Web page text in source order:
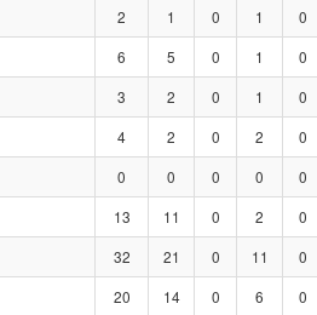
2 1 0 1 0
6 5 0 1 0
3 2 0 1 0
4 2 0 2 0
0 0 0 0 0
13 11 0 2 0
32 21 0 11 0
20 14 0 6 0